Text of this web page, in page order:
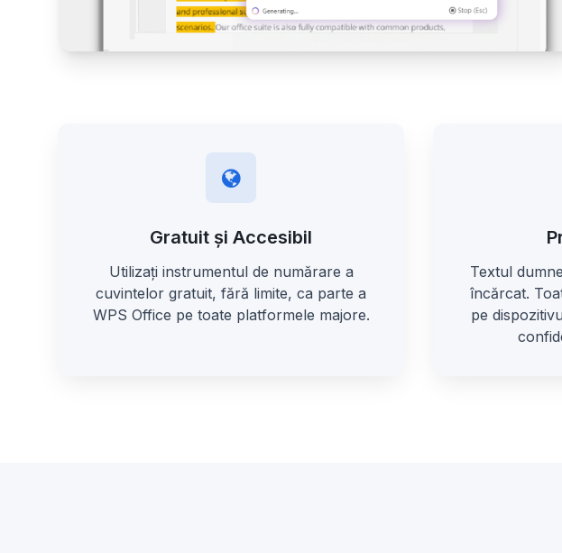
Gratuit și Accesibil
Utilizați instrumentul de numărare a
cuvintelor gratuit, fără limite, ca parte a
WPS Office pe toate platformele majore.
Textul
încărcat.
pe